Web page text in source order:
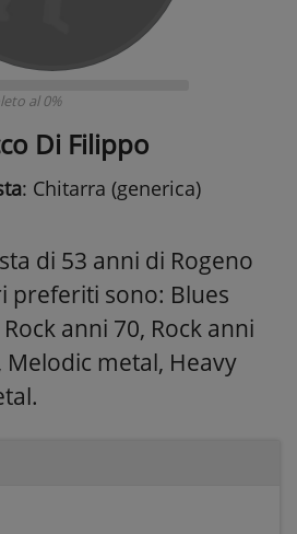
al 0%
Di Filippo
: Chitarra (generica)
di 53 anni di Rogeno
preferiti sono: Blues
anni 70, Rock anni
Melodic metal, Heavy